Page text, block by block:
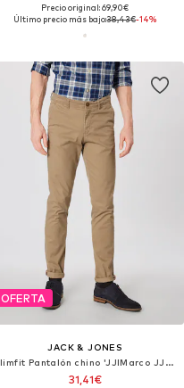
Precio original: 69,90€
Último precio más bajo:38,43€-14%
OFERTA
JACK & JONES
Slimfit Pantalón chino 'JJIMarco JJBowie'
31,41€